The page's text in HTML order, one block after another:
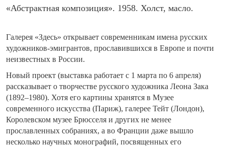
«Абстрактная композиция». 1958. Холст, масло.
Галерея «Здесь» открывает современникам имена русских
художников-эмигрантов, прославившихся в Европе и почти
неизвестных в России.
Новый проект (выставка работает с 1 марта по 6 апреля)
рассказывает о творчестве русского художника Леона Зака
(1892–1980). Хотя его картины хранятся в Музее
современного искусства (Париж), галерее Тейт (Лондон),
Королевском музее Брюсселя и других не менее
прославленных собраниях, а во Франции даже вышло
несколько научных монографий, посвященных его